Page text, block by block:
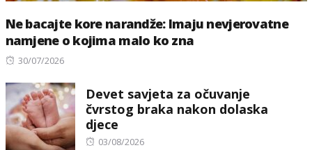
Ne bacajte kore narandže: Imaju nevjerovatne
namjene o kojima malo ko zna
Posted
30/07/2026
Devet savjeta za očuvanje
čvrstog braka nakon dolaska
djece
Posted
03/08/2026